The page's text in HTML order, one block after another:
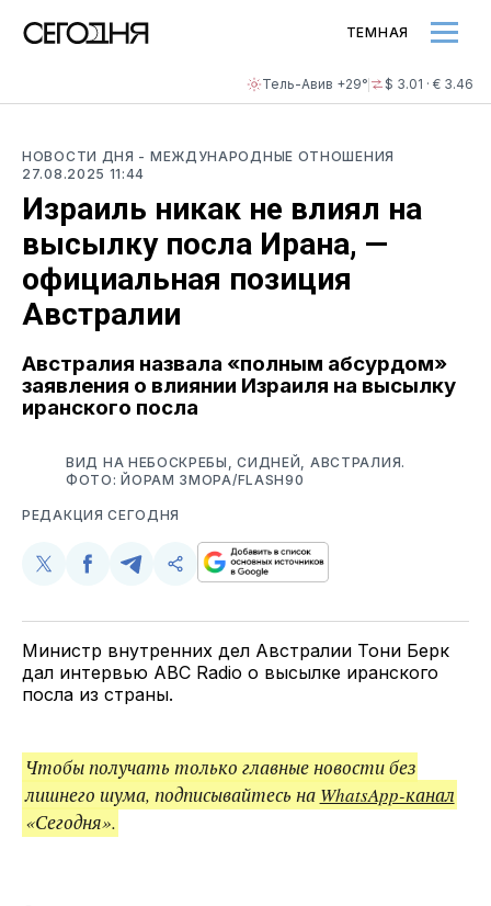
Тель-Авив +29° $ 3.01 · € 3.46
ТЕМНАЯ
НОВОСТИ ДНЯ - МЕЖДУНАРОДНЫЕ ОТНОШЕНИЯ
27.08.2025 11:44
Израиль никак не влиял на
высылку посла Ирана, —
официальная позиция
Австралии
Австралия назвала «полным абсурдом»
заявления о влиянии Израиля на высылку
иранского посла
ВИД НА НЕБОСКРЕБЫ, СИДНЕЙ, АВСТРАЛИЯ.
ФОТО: ЙОРАМ ЗМОРА/FLASH90
РЕДАКЦИЯ СЕГОДНЯ
Поделиться
Twitter
Поделиться
Facebook
Поделиться
Telegram
Скопируйте
поделитесь
Министр внутренних дел Австралии Тони Берк
дал интервью ABC Radio о высылке иранского
посла из страны.
Чтобы получать только главные новости без
лишнего шума, подписывайтесь на WhatsApp-канал
«Сегодня».